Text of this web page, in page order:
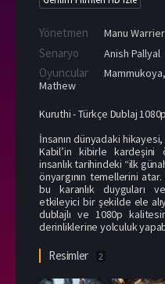
Yönetmen Manu Warrier
Senaryo Anish Pallyal
Oyuncular Mammukoya,
Mathew
Kuruthi - Türkçe Dublaj
İnsanın dünyadaki
Kabil’in kibirle kardeşini
insanlık tarihindeki “ilk
önyargının temellerini
bu karanlık duyguları
etkileyici bir şekilde ele
dublajlı ve 1080p
derinliklerine yolculuk
Resimler 2